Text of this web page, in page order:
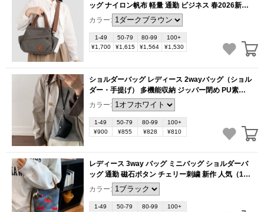
ッグ ナイロン帆布 軽量 通勤 ビジネス 春2026新作
2way 便利 お洒落（1ヶ） (BB6031)
カラー:
1-49 50-79 80-99
100+
¥1,700
¥1,615 ¥1,564 ¥1,530
ショルダーバッグ レディース 2wayバッグ（ショル
ダー・手提げ） 多機能収納 ジッパー閉め PU素材
日常使いから旅行まで オールインワン お洒落で便
利（1ヶ） (BB6030)
カラー:
1-49 50-79 80-99
100+
¥900
¥855 ¥828 ¥810
レディース 3way バッグ ミニバッグ ショルダーバ
ッグ 通勤 磁石ボタン チェリー刺繍 新作 人気（1
ヶ）
(BB6029)
カラー:
1-49 50-79 80-99
100+